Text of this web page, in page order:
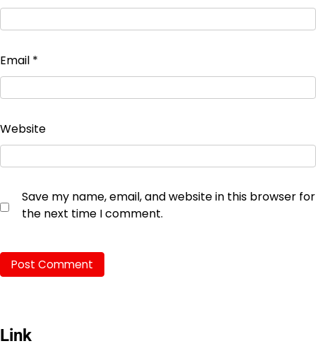
Email *
Website
Save my name, email, and website in this browser for
the next time I comment.
Link